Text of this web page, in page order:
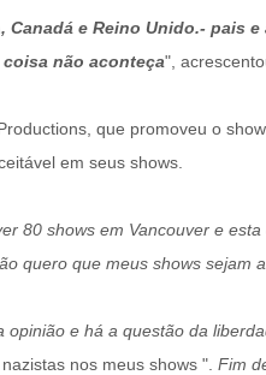
Canadá e Reino Unido.- pais
não aconteça",
que promoveu o
em seus shows.
80 shows em Vancouver e
quero que meus shows sejam
opinião e há a questão da
nos meus shows ". Fim